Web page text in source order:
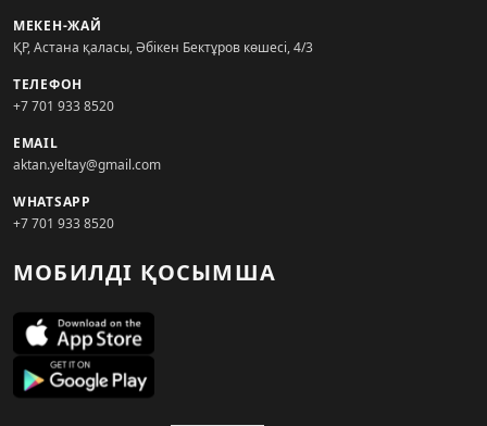
МЕКЕН-ЖАЙ
ҚР, Астана қаласы, Әбікен Бектұров көшесі, 4/3
ТЕЛЕФОН
+7 701 933 8520
EMAIL
aktan.yeltay@gmail.com
WHATSAPP
+7 701 933 8520
МОБИЛДІ ҚОСЫМША